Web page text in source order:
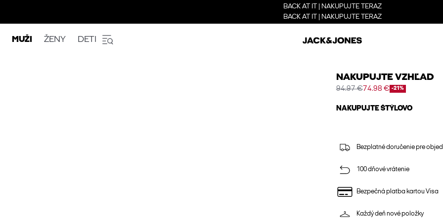
BACK AT IT | NAKUPUJTE TERAZ
BACK AT IT | NAKUPUJTE TERAZ
MUŽI ŽENY DETI
NAKUPUJTE VZHĽAD
94.97 €74.98 € -21%
NAKUPUJTE ŠTÝLOVO
Bezplatné doručenie pre
100 dňové vrátenie
Bezpečná platba kartou Visa
Každý deň nové položky